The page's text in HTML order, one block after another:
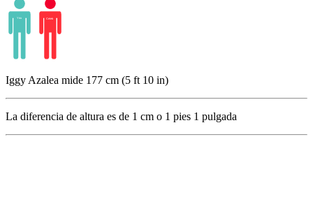
Iggy Azalea mide 177 cm (5 ft 10 in)
La diferencia de altura es de 1 cm o 1 pies 1 pulgada